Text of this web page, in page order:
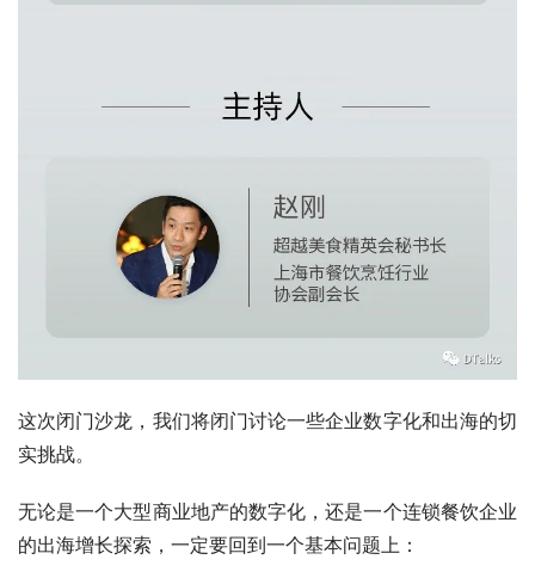
这次闭门沙龙，我们将闭门讨论一些企业数字化和出海的切
实挑战。
无论是一个大型商业地产的数字化，还是一个连锁餐饮企业
的出海增长探索，一定要回到一个基本问题上：